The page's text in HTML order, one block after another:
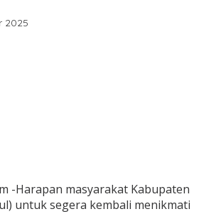
2025
-Harapan masyarakat Kabupaten
untuk segera kembali menikmati